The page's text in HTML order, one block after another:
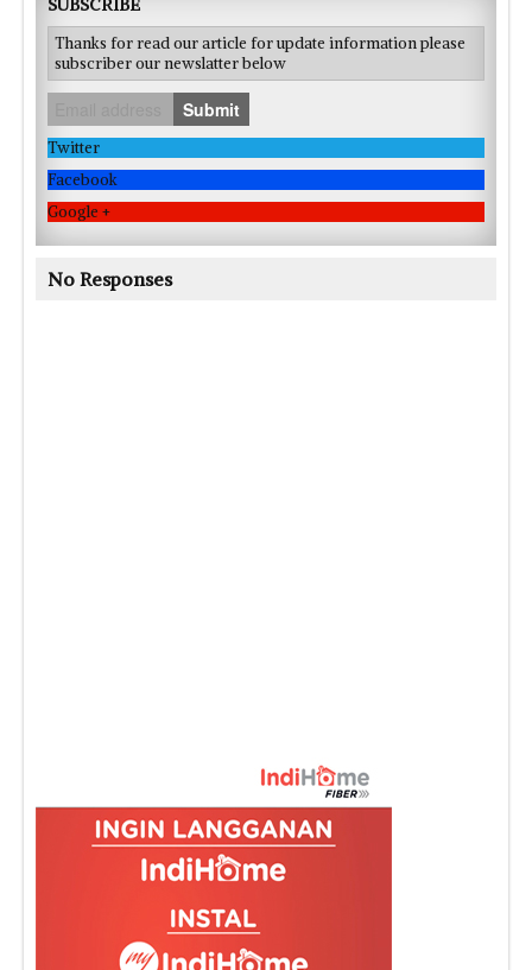
SUBSCRIBE
Thanks for read our article for update information please
subscriber our newslatter below
Submit
Twitter
Facebook
Google +
No Responses